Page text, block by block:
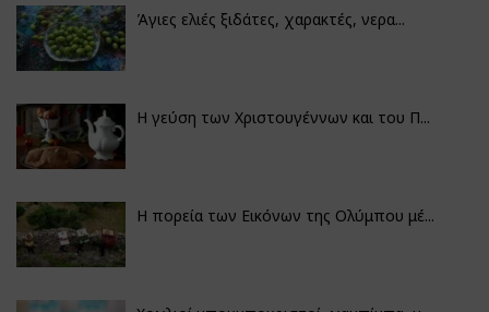
Άγιες ελιές ξιδάτες, χαρακτές, νερα...
Η γεύση των Χριστουγέννων και του Π...
Η πορεία των Εικόνων της Ολύμπου μέ...